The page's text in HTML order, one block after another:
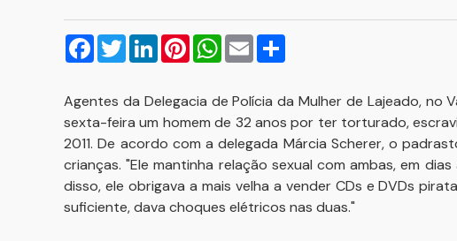
Facebook
TwitterLinkedInPinterestWhatsApp
Email
Agentes da Delegacia de Polícia da Mulher de Lajeado, no
sexta-feira um homem de 32 anos por ter torturado,
2011. De acordo com a delegada Márcia Scherer, o
crianças. "Ele mantinha relação sexual com ambas, em
disso, ele obrigava a mais velha a vender CDs e DVDs
suficiente, dava choques elétricos nas duas."